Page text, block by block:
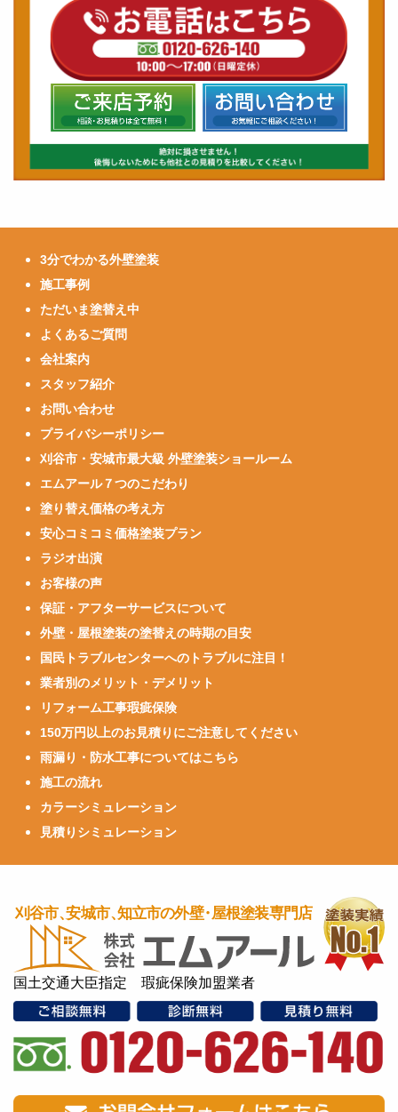
3分でわかる外壁塗装
施工事例
ただいま塗替え中
よくあるご質問
会社案内
スタッフ紹介
お問い合わせ
プライバシーポリシー
刈谷市・安城市最大級 外壁塗装ショールーム
エムアール７つのこだわり
塗り替え価格の考え方
安心コミコミ価格塗装プラン
ラジオ出演
お客様の声
保証・アフターサービスについて
外壁・屋根塗装の塗替えの時期の目安
国民トラブルセンターへのトラブルに注目！
業者別のメリット・デメリット
リフォーム工事瑕疵保険
150万円以上のお見積りにご注意してください
雨漏り・防水工事についてはこちら
施工の流れ
カラーシミュレーション
見積りシミュレーション
国土交通大臣指定 瑕疵保険加盟業者